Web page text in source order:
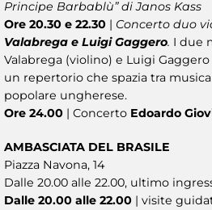
Principe Barbablù” di Janos Kass
Ore 20.30 e 22.30 | Concerto duo
Valabrega e Luigi Gaggero. I due
Valabrega (violino) e Luigi
un repertorio che spazia tra
popolare ungherese.
Ore 24.00 | Concerto Edoardo
AMBASCIATA DEL BRASILE
Piazza Navona, 14
Dalle 20.00 alle 22.00, ultimo
Dalle 20.00 alle 22.00 | visite